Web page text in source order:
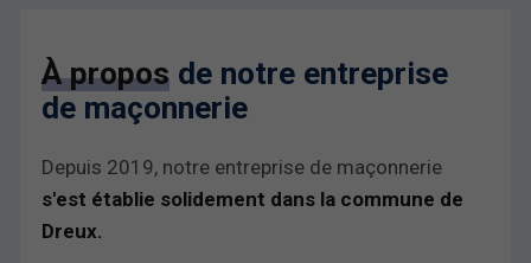
À propos de notre entreprise
de maçonnerie
Depuis 2019, notre entreprise de maçonnerie
s'est établie solidement dans la commune de
Dreux.